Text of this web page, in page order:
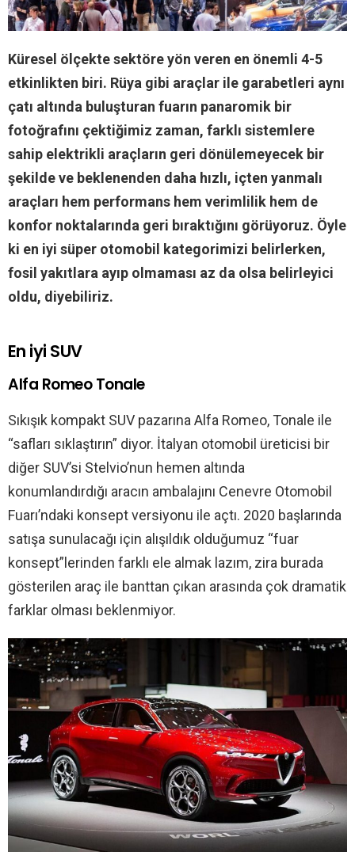
Küresel ölçekte sektöre yön veren en önemli 4-5
etkinlikten biri. Rüya gibi araçlar ile garabetleri aynı
çatı altında buluşturan fuarın panaromik bir
fotoğrafını çektiğimiz zaman, farklı sistemlere
sahip elektrikli araçların geri dönülemeyecek bir
şekilde ve beklenenden daha hızlı, içten yanmalı
araçları hem performans hem verimlilik hem de
konfor noktalarında geri bıraktığını görüyoruz. Öyle
ki en iyi süper otomobil kategorimizi belirlerken,
fosil yakıtlara ayıp olmaması az da olsa belirleyici
oldu, diyebiliriz.
En iyi SUV
Alfa Romeo Tonale
Sıkışık kompakt SUV pazarına Alfa Romeo, Tonale ile
“safları sıklaştırın” diyor. İtalyan otomobil üreticisi bir
diğer SUV’si Stelvio’nun hemen altında
konumlandırdığı aracın ambalajını Cenevre Otomobil
Fuarı’ndaki konsept versiyonu ile açtı. 2020 başlarında
satışa sunulacağı için alışıldık olduğumuz “fuar
konsept”lerinden farklı ele almak lazım, zira burada
gösterilen araç ile banttan çıkan arasında çok dramatik
farklar olması beklenmiyor.